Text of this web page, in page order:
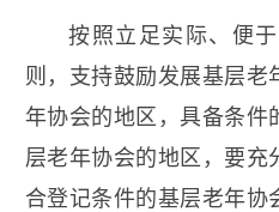
按照立足实际、便
则，支持鼓励发展基层老
年协会的地区，具备条件
层老年协会的地区，要充
合登记条件的基层老年协